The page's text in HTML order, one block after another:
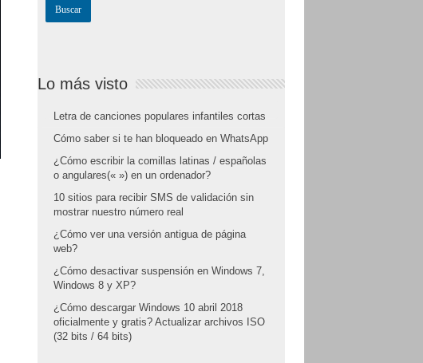
Lo más visto
Letra de canciones populares infantiles cortas
Cómo saber si te han bloqueado en WhatsApp
¿Cómo escribir la comillas latinas / españolas
o angulares(« ») en un ordenador?
10 sitios para recibir SMS de validación sin
mostrar nuestro número real
¿Cómo ver una versión antigua de página
web?
¿Cómo desactivar suspensión en Windows 7,
Windows 8 y XP?
¿Cómo descargar Windows 10 abril 2018
oficialmente y gratis? Actualizar archivos ISO
(32 bits / 64 bits)